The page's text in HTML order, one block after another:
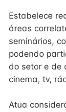
Estabelece
áreas
seminários,
podendo
do setor e de
cinema, tv,
Atua